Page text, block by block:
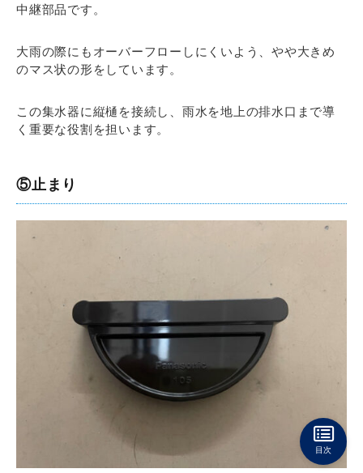
中継部品です。
大雨の際にもオーバーフローしにくいよう、やや大きめ
のマス状の形をしています。
この集水器に縦樋を接続し、雨水を地上の排水口まで導
く重要な役割を担います。
⑤止まり
目次